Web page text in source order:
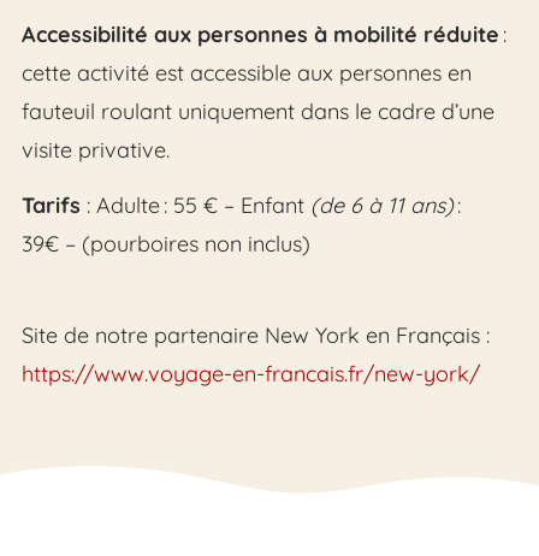
Accessibilité aux personnes à mobilité réduite :
cette activité est accessible aux personnes en
fauteuil roulant uniquement dans le cadre d’une
visite privative.
Tarifs : Adulte : 55 € – Enfant (de 6 à 11 ans):
39€ – (pourboires non inclus)
Site de notre partenaire New York en Français :
https://www.voyage-en-francais.fr/new-york/